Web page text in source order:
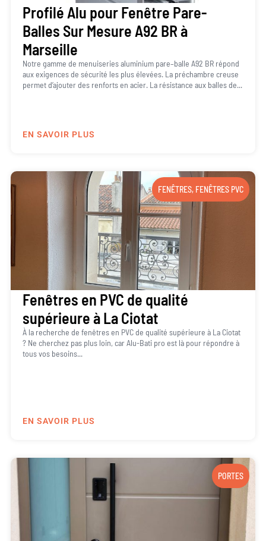
Profilé Alu pour Fenêtre Pare-
Balles Sur Mesure A92 BR à
Marseille
Notre gamme de menuiseries aluminium pare–balle A92 BR répond
aux exigences de sécurité les plus élevées. La préchambre creuse
permet d’ajouter des renforts en acier. La résistance aux balles de...
EN SAVOIR PLUS
FENÊTRES, FENÊTRES PVC
Fenêtres en PVC de qualité
supérieure à La Ciotat
À la recherche de fenêtres en PVC de qualité supérieure à La Ciotat
? Ne cherchez pas plus loin, car Alu-Bati pro est là pour répondre à
tous vos besoins...
EN SAVOIR PLUS
PORTES